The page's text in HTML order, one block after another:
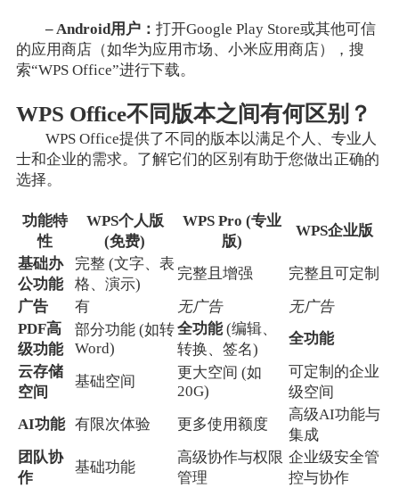
– Android用户：打开Google Play Store或其他可信
的应用商店（如华为应用市场、小米应用商店），搜
索“WPS Office”进行下载。
WPS Office不同版本之间有何区别？
WPS Office提供了不同的版本以满足个人、专业人
士和企业的需求。了解它们的区别有助于您做出正确的
选择。
功能特
性
WPS个人版
(免费)
WPS Pro (专业
版)
WPS企业版
基础办
公功能
完整 (文字、表
格、演示)
完整且增强
完整且可定制
广告
有 无广告
无广告
PDF高
级功能
部分功能 (如转
Word)
全功能(编辑、
转换、签名)
全功能
云存储
空间
基础空间
更大空间 (如
20G)
可定制的企业
级空间
AI功能 有限次体验 更多使用额度
高级AI功能与
集成
团队协
作
基础功能
高级协作与权限
管理
企业级安全管
控与协作